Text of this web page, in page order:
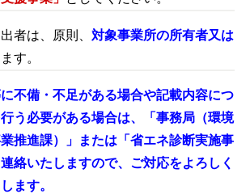
者は、原則、 対象事業所の所有者又は
す。
不備・不足がある場合や記載内容につ
う必要がある場合は、「 事務局（環境
推進課）」または「省エネ診断実施事
絡いたしますので、ご対応をよろしく
ます。